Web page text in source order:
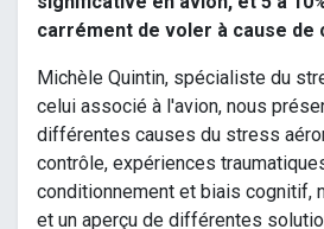
carrément de voler à cause de
Michèle Quintin, spécialiste du
celui associé à l'avion, nous
différentes causes du stress
contrôle, expériences
conditionnement et biais cognitif,
et un aperçu de différentes